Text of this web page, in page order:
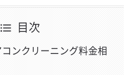
目次
ンクリーニング料金相